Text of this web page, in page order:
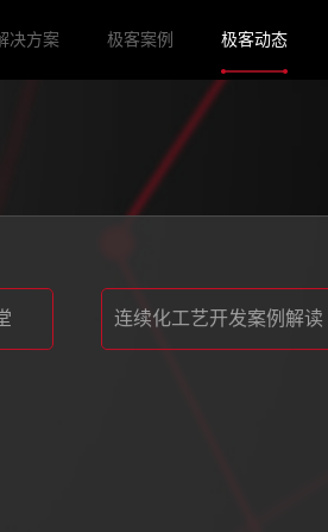
决方案 极客案例 极客动态
连续化工艺开发案例解读